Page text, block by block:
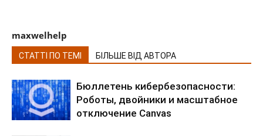
maxwelhelp
СТАТТІ ПО ТЕМІ БІЛЬШЕ ВІД АВТОРА
Бюллетень кибербезопасности:
Роботы, двойники и масштабное
отключение Canvas